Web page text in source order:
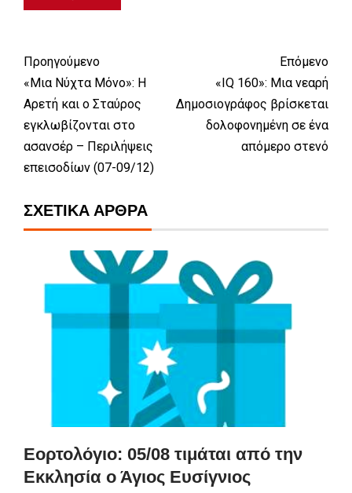
Προηγούμενο
«Μια Νύχτα Μόνο»: Η
Αρετή και ο Σταύρος
εγκλωβίζονται στο
ασανσέρ – Περιλήψεις
επεισοδίων (07-09/12)
Επόμενο
«IQ 160»: Μια νεαρή
Δημοσιογράφος βρίσκεται
δολοφονημένη σε ένα
απόμερο στενό
ΣΧΕΤΙΚΆ ΆΡΘΡΑ
Εορτολόγιο: 05/08 τιμάται από την
Εκκλησία ο Άγιος Ευσίγνιος